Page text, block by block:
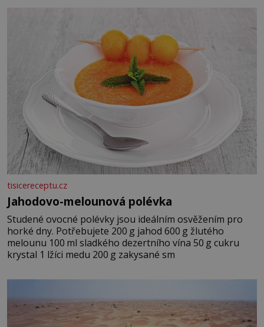
tisicereceptu.cz
Jahodovo-melounová polévka
Studené ovocné polévky jsou ideálním osvěžením pro
horké dny. Potřebujete 200 g jahod 600 g žlutého
melounu 100 ml sladkého dezertního vína 50 g cukru
krystal 1 lžíci medu 200 g zakysané sm